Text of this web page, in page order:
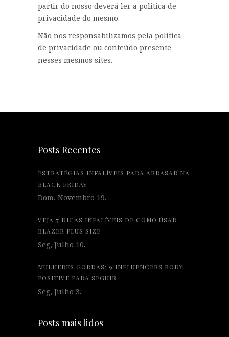
partir do nosso deverá ler a politica de
privacidade do mesmo.
Não nos responsabilizamos pela política
de privacidade ou conteúdo presente
nesses mesmos sites.
Posts Recentes
ESTRATÉGIAS INFALÍVEIS PARA ARRASAR NA
BLACK FRIDAY
Dom, Novembro 19.
VEJA 7 DICAS INFALÍVEIS DE COMO USAR
BLAZER PLUS SIZE
Seg, Julho 10.
MULHERES GORDAS: 9 INFLUENCERS BODY
POSITIVE PARA SEGUIR
Seg, Julho 3.
Posts mais lidos